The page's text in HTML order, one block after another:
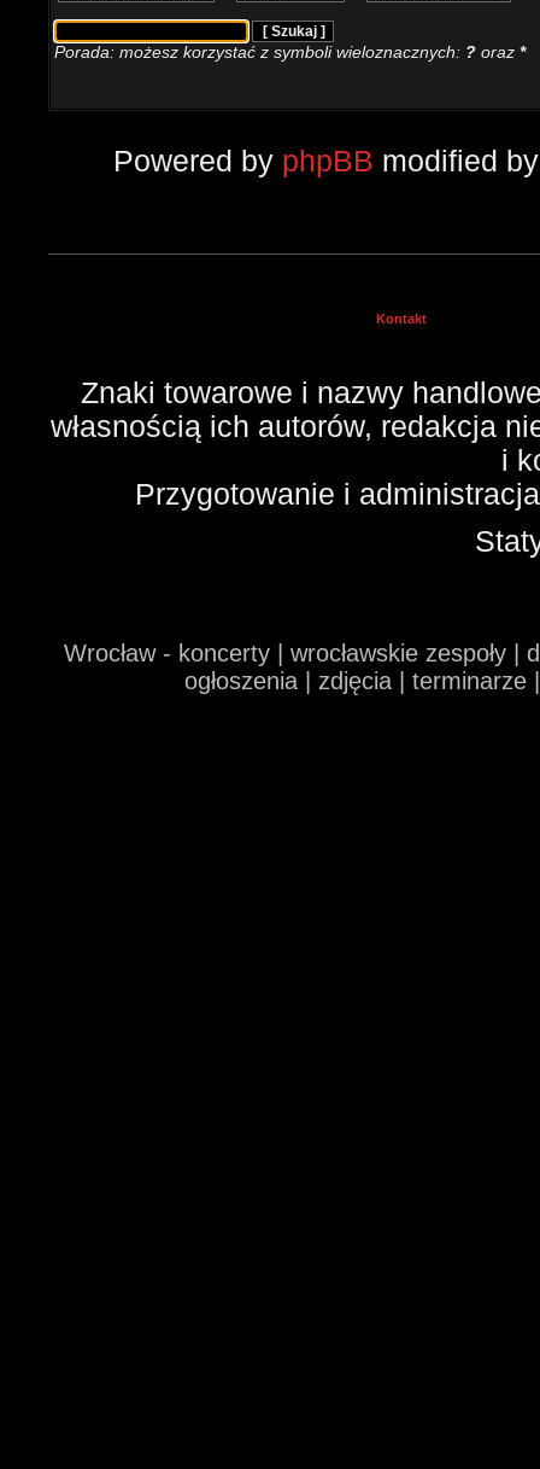
Porada: możesz korzystać z symboli wieloznacznych: ? oraz *
Powered by phpBB modified
Kontakt
Znaki towarowe i nazwy
własnością ich autorów, redakcja
i
Przygotowanie i
Wrocław - koncerty | wrocławskie zespoły
ogłoszenia | zdjęcia |